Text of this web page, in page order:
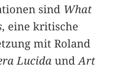
sind What
, eine kritische
mit Roland
Lucida undArt